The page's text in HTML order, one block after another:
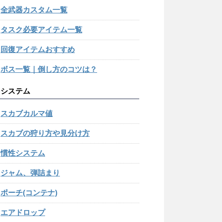
全武器カスタム一覧
タスク必要アイテム一覧
回復アイテムおすすめ
ボス一覧｜倒し方のコツは？
システム
スカブカルマ値
スカブの狩り方や見分け方
慣性システム
ジャム、弾詰まり
ポーチ(コンテナ)
エアドロップ